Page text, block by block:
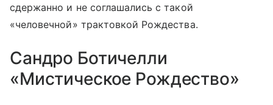
сдержанно и не соглашались с такой
«человечной» трактовкой Рождества.
Сандро Ботичелли
«Мистическое Рождество»